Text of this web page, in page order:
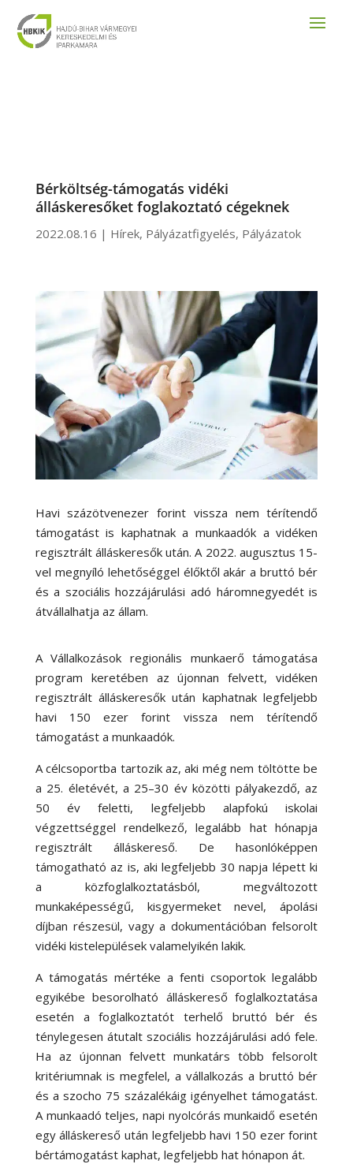
Bérköltség-támogatás vidéki
álláskeresőket foglakoztató cégeknek
2022.08.16 | Hírek, Pályázatfigyelés, Pályázatok
Havi százötvenezer forint vissza nem térítendő
támogatást is kaphatnak a munkaadók a vidéken
regisztrált álláskeresők után. A 2022. augusztus 15-
vel megnyíló lehetőséggel élőktől akár a bruttó bér
és a szociális hozzájárulási adó háromnegyedét is
átvállalhatja az állam.
A Vállalkozások regionális munkaerő támogatása
program keretében az újonnan felvett, vidéken
regisztrált álláskeresők után kaphatnak legfeljebb
havi 150 ezer forint vissza nem térítendő
támogatást a munkaadók.
A célcsoportba tartozik az, aki még nem töltötte be
a 25. életévét, a 25–30 év közötti pályakezdő, az
50 év feletti, legfeljebb alapfokú iskolai
végzettséggel rendelkező, legalább hat hónapja
regisztrált álláskereső. De hasonlóképpen
támogatható az is, aki legfeljebb 30 napja lépett ki
a közfoglalkoztatásból, megváltozott
munkaképességű, kisgyermeket nevel, ápolási
díjban részesül, vagy a dokumentációban felsorolt
vidéki kistelepülések valamelyikén lakik.
A támogatás mértéke a fenti csoportok legalább
egyikébe besorolható álláskereső foglalkoztatása
esetén a foglalkoztatót terhelő bruttó bér és
ténylegesen átutalt szociális hozzájárulási adó fele.
Ha az újonnan felvett munkatárs több felsorolt
kritériumnak is megfelel, a vállalkozás a bruttó bér
és a szocho 75 százalékáig igényelhet támogatást.
A munkaadó teljes, napi nyolcórás munkaidő esetén
egy álláskereső után legfeljebb havi 150 ezer forint
bértámogatást kaphat, legfeljebb hat hónapon át.